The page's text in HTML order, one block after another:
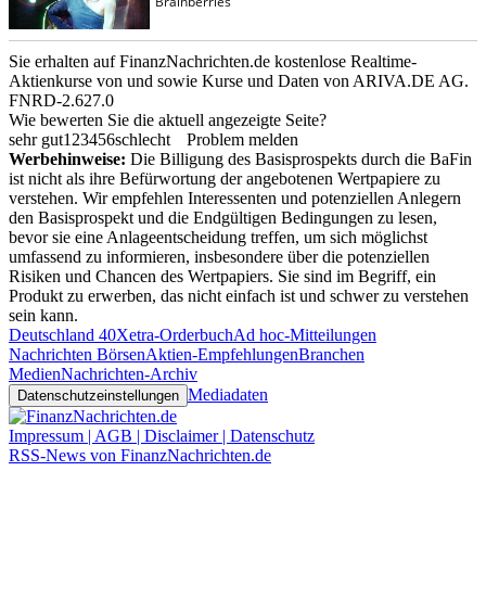
Sie erhalten auf FinanzNachrichten.de kostenlose Realtime-
Aktienkurse von und sowie Kurse und Daten von ARIVA.DE AG.
FNRD-2.627.0
Wie bewerten Sie die aktuell angezeigte Seite?
sehr gut1 23456schlecht
Problem melden
Werbehinweise: Die Billigung des Basisprospekts durch die BaFin
ist nicht als ihre Befürwortung der angebotenen Wertpapiere zu
verstehen. Wir empfehlen Interessenten und potenziellen Anlegern
den Basisprospekt und die Endgültigen Bedingungen zu lesen,
bevor sie eine Anlageentscheidung treffen, um sich möglichst
umfassend zu informieren, insbesondere über die potenziellen
Risiken und Chancen des Wertpapiers. Sie sind im Begriff, ein
Produkt zu erwerben, das nicht einfach ist und schwer zu verstehen
sein kann.
Deutschland 40Xetra-OrderbuchAd hoc-Mitteilungen
Nachrichten BörsenAktien-EmpfehlungenBranchen
MedienNachrichten-Archiv
Datenschutzeinstellungen Mediadaten
Impressum | AGB | Disclaimer | Datenschutz
RSS-News von FinanzNachrichten.de